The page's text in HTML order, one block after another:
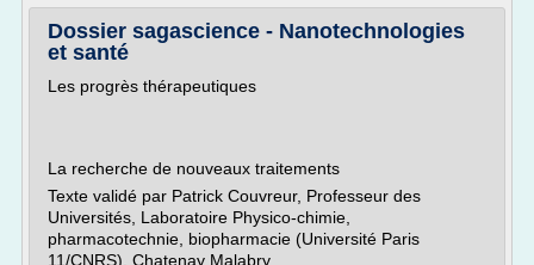
Dossier sagascience - Nanotechnologies
et santé
Les progrès thérapeutiques
La recherche de nouveaux traitements
Texte validé par Patrick Couvreur, Professeur des
Universités, Laboratoire Physico-chimie,
pharmacotechnie, biopharmacie (Université Paris
11/CNRS), Chatenay Malabry